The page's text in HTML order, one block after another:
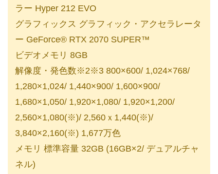
ラー Hyper 212 EVO
グラフィックス グラフィック・アクセラレータ
ー GeForce® RTX 2070 SUPER™
ビデオメモリ 8GB
解像度・発色数※2※3 800×600/ 1,024×768/
1,280×1,024/ 1,440×900/ 1,600×900/
1,680×1,050/ 1,920×1,080/ 1,920×1,200/
2,560×1,080(※)/ 2,560ｘ1,440(※)/
3,840×2,160(※) 1,677万色
メモリ 標準容量 32GB (16GB×2/ デュアルチャ
ネル)